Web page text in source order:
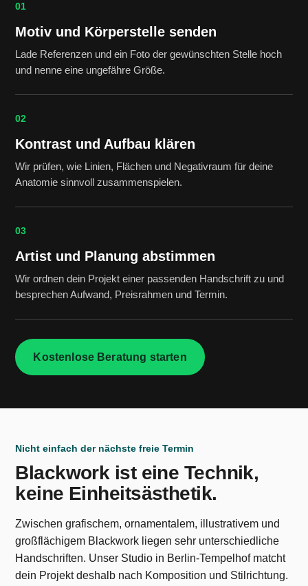
01
Motiv und Körperstelle senden
Lade Referenzen und ein Foto der gewünschten Stelle hoch
und nenne eine ungefähre Größe.
02
Kontrast und Aufbau klären
Wir prüfen, wie Linien, Flächen und Negativraum für deine
Anatomie sinnvoll zusammenspielen.
03
Artist und Planung abstimmen
Wir ordnen dein Projekt einer passenden Handschrift zu und
besprechen Aufwand, Preisrahmen und Termin.
Kostenlose Beratung starten
Nicht einfach der nächste freie Termin
Blackwork ist eine Technik,
keine Einheitsästhetik.
Zwischen grafischem, ornamentalem, illustrativem und
großflächigem Blackwork liegen sehr unterschiedliche
Handschriften. Unser Studio in Berlin-Tempelhof matcht
dein Projekt deshalb nach Komposition und Stilrichtung.